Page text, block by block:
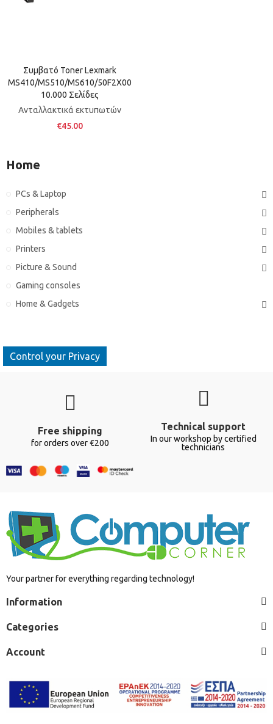
Συμβατό Toner Lexmark
MS410/MS510/MS610/50F2X00
10.000 Σελίδες
Ανταλλακτικά εκτυπωτών
€45.00
Home
PCs & Laptop
Peripherals
Mobiles & tablets
Printers
Picture & Sound
Gaming consoles
Home & Gadgets
Control your Privacy
Free shipping
for orders over €200
Technical support
In our workshop by certified
technicians
Your partner for everything regarding technology!
Information
Categories
Account